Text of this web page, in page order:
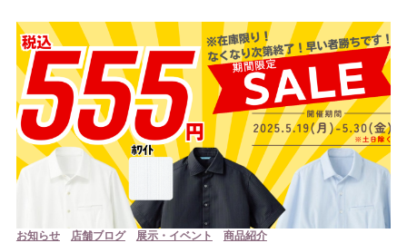
お知らせ 店舗ブログ 展示・イベント 商品紹介